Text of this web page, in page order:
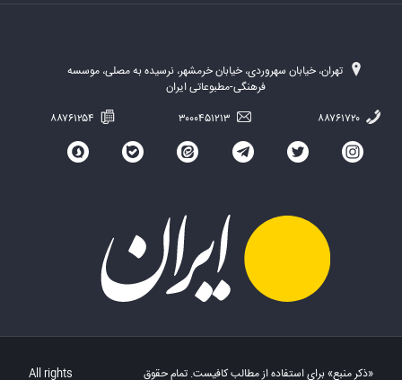
تهران، خیابان سهروردی، خیابان خرمشهر، نرسیده به مصلی، موسسه
فرهنگی-مطبوعاتی ایران
«ذکر منبع» برای استفاده از مطالب کافیست. تمام حقوق All rights